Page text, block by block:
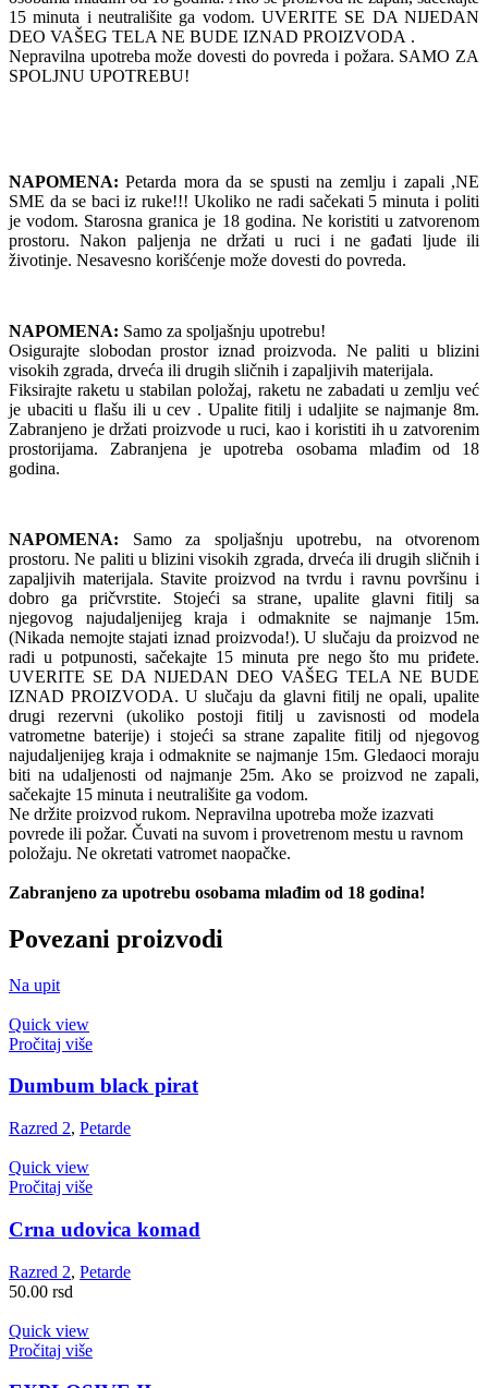
15 minuta i neutrališite ga vodom. UVERITE SE DA NIJEDAN
DEO VAŠEG TELA NE BUDE IZNAD PROIZVODA .
Nepravilna upotreba može dovesti do povreda i požara. SAMO ZA
SPOLJNU UPOTREBU!
NAPOMENA: Petarda mora da se spusti na zemlju i zapali ,NE
SME da se baci iz ruke!!! Ukoliko ne radi sačekati 5 minuta i politi
je vodom. Starosna granica je 18 godina. Ne koristiti u zatvorenom
prostoru. Nakon paljenja ne držati u ruci i ne gađati ljude ili
životinje. Nesavesno korišćenje može dovesti do povreda.
NAPOMENA: Samo za spoljašnju upotrebu!
Osigurajte slobodan prostor iznad proizvoda. Ne paliti u blizini
visokih zgrada, drveća ili drugih sličnih i zapaljivih materijala.
Fiksirajte raketu u stabilan položaj, raketu ne zabadati u zemlju već
je ubaciti u flašu ili u cev . Upalite fitilj i udaljite se najmanje 8m.
Zabranjeno je držati proizvode u ruci, kao i koristiti ih u zatvorenim
prostorijama. Zabranjena je upotreba osobama mlađim od 18
godina.
NAPOMENA: Samo za spoljašnju upotrebu, na otvorenom
prostoru. Ne paliti u blizini visokih zgrada, drveća ili drugih sličnih i
zapaljivih materijala. Stavite proizvod na tvrdu i ravnu površinu i
dobro ga pričvrstite. Stojeći sa strane, upalite glavni fitilj sa
njegovog najudaljenijeg kraja i odmaknite se najmanje 15m.
(Nikada nemojte stajati iznad proizvoda!). U slučaju da proizvod ne
radi u potpunosti, sačekajte 15 minuta pre nego što mu priđete.
UVERITE SE DA NIJEDAN DEO VAŠEG TELA NE BUDE
IZNAD PROIZVODA. U slučaju da glavni fitilj ne opali, upalite
drugi rezervni (ukoliko postoji fitilj u zavisnosti od modela
vatrometne baterije) i stojeći sa strane zapalite fitilj od njegovog
najudaljenijeg kraja i odmaknite se najmanje 15m. Gledaoci moraju
biti na udaljenosti od najmanje 25m. Ako se proizvod ne zapali,
sačekajte 15 minuta i neutrališite ga vodom.
Ne držite proizvod rukom. Nepravilna upotreba može izazvati
povrede ili požar. Čuvati na suvom i provetrenom mestu u ravnom
položaju. Ne okretati vatromet naopačke.
Zabranjeno za upotrebu osobama mlađim od 18 godina!
Povezani proizvodi
Na upit
Quick view
Pročitaj više
Dumbum black pirat
Razred 2, Petarde
Quick view
Pročitaj više
Crna udovica komad
Razred 2, Petarde
50.00 rsd
Quick view
Pročitaj više